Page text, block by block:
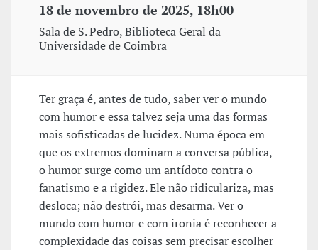
18 de novembro de 2025, 18h00
Sala de S. Pedro, Biblioteca Geral da
Universidade de Coimbra
Ter graça é, antes de tudo, saber ver o mundo
com humor e essa talvez seja uma das formas
mais sofisticadas de lucidez. Numa época em
que os extremos dominam a conversa pública,
o humor surge como um antídoto contra o
fanatismo e a rigidez. Ele não ridiculariza, mas
desloca; não destrói, mas desarma. Ver o
mundo com humor e com ironia é reconhecer a
complexidade das coisas sem precisar escolher